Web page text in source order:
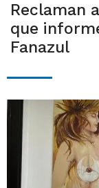
Reclaman
que
Fanazul